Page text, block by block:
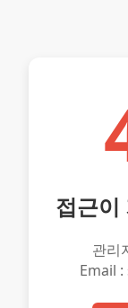
접근이
관리
Email